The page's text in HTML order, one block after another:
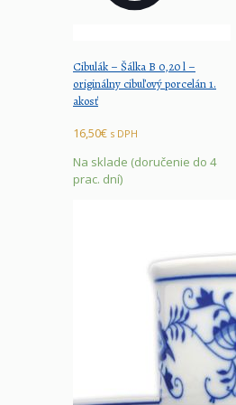
Cibulák – Šálka B 0,20 l –
originálny cibuľový porcelán 1.
akosť
16,50€ s DPH
Na sklade (doručenie do 4
prac. dní)